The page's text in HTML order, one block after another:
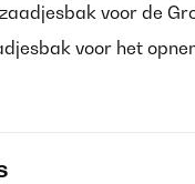
zaadjesbak voor de
voor het